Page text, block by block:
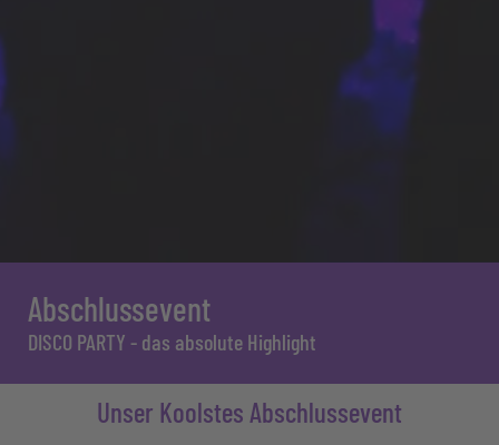
Abschlussevent
DISCO PARTY - das absolute Highlight
Unser Koolstes Abschlussevent